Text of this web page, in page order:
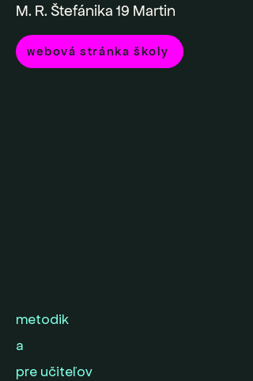
M. R. Štefánika 19 Martin
webová stránka školy
metodik
a
pre učiteľov